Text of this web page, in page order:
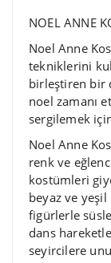
NOEL ANNE
Noel Anne
tekniklerini
birleştiren bir
noel zamanı
sergilemek
Noel Anne
renk ve
kostümleri
beyaz ve
figürlerle
dans
seyircilere